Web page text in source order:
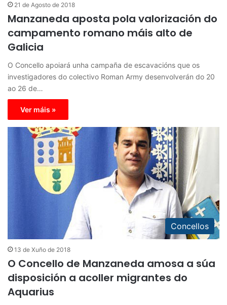
21 de Agosto de 2018
Manzaneda aposta pola valorización do
campamento romano máis alto de
Galicia
O Concello apoiará unha campaña de escavacións que os
investigadores do colectivo Roman Army desenvolverán do 20
ao 26 de…
Ver máis »
Concellos
13 de Xuño de 2018
O Concello de Manzaneda amosa a súa
disposición a acoller migrantes do
Aquarius